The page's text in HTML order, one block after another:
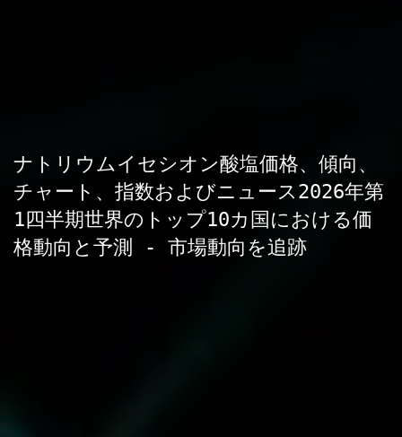
ナトリウムイセシオン酸塩価格、傾向、
チャート、指数およびニュース2026年第
1四半期世界のトップ10カ国における価
格動向と予測 - 市場動向を追跡